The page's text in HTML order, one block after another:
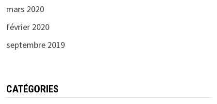
mars 2020
février 2020
septembre 2019
CATÉGORIES